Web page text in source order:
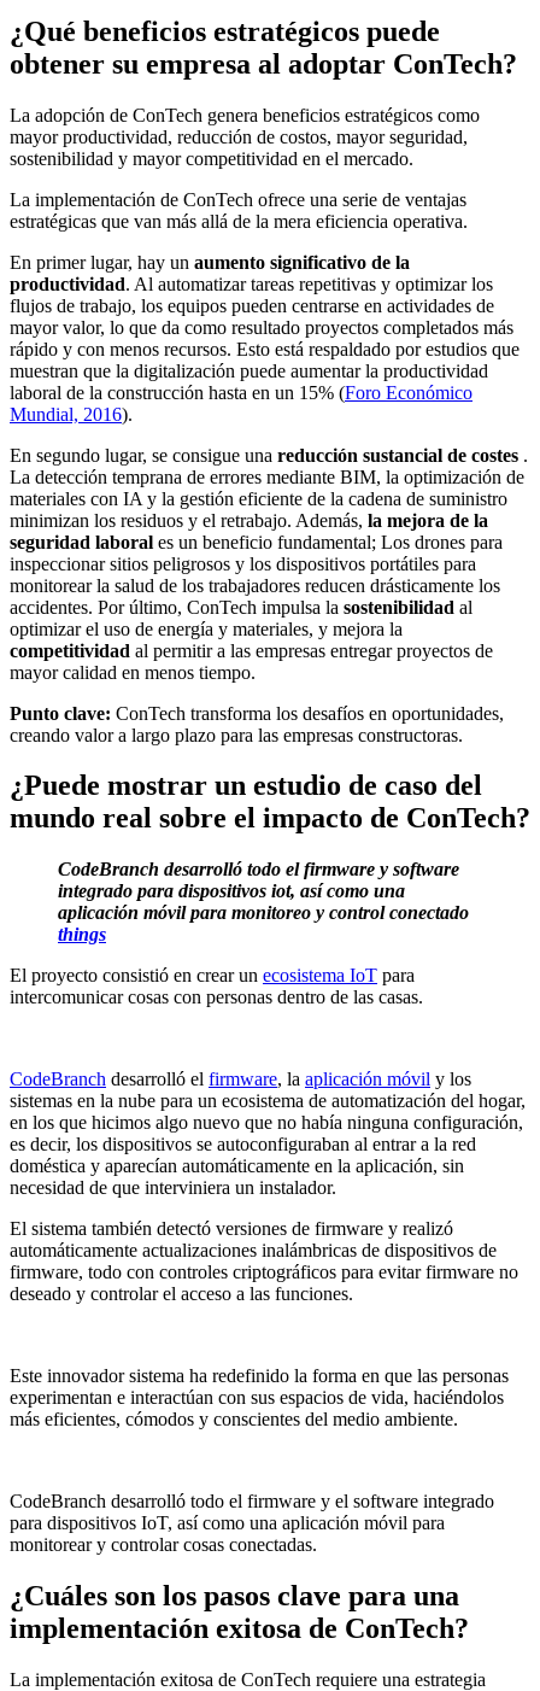
¿Qué beneficios estratégicos puede
obtener su empresa al adoptar ConTech?
La adopción de ConTech genera beneficios estratégicos como
mayor productividad, reducción de costos, mayor seguridad,
sostenibilidad y mayor competitividad en el mercado.
La implementación de ConTech ofrece una serie de ventajas
estratégicas que van más allá de la mera eficiencia operativa.
En primer lugar, hay un aumento significativo de la
productividad. Al automatizar tareas repetitivas y optimizar los
flujos de trabajo, los equipos pueden centrarse en actividades de
mayor valor, lo que da como resultado proyectos completados más
rápido y con menos recursos. Esto está respaldado por estudios que
muestran que la digitalización puede aumentar la productividad
laboral de la construcción hasta en un 15% (Foro Económico
Mundial, 2016).
En segundo lugar, se consigue una reducción sustancial de costes .
La detección temprana de errores mediante BIM, la optimización de
materiales con IA y la gestión eficiente de la cadena de suministro
minimizan los residuos y el retrabajo. Además, la mejora de la
seguridad laboral es un beneficio fundamental; Los drones para
inspeccionar sitios peligrosos y los dispositivos portátiles para
monitorear la salud de los trabajadores reducen drásticamente los
accidentes. Por último, ConTech impulsa la sostenibilidad al
optimizar el uso de energía y materiales, y mejora la
competitividad al permitir a las empresas entregar proyectos de
mayor calidad en menos tiempo.
Punto clave: ConTech transforma los desafíos en oportunidades,
creando valor a largo plazo para las empresas constructoras.
¿Puede mostrar un estudio de caso del
mundo real sobre el impacto de ConTech?
CodeBranch desarrolló todo el firmware y software
integrado para dispositivos iot, así como una
aplicación móvil para monitoreo y control conectado
things
El proyecto consistió en crear un ecosistema IoT para
intercomunicar cosas con personas dentro de las casas.
CodeBranch desarrolló el firmware, la aplicación móvil y los
sistemas en la nube para un ecosistema de automatización del hogar,
en los que hicimos algo nuevo que no había ninguna configuración,
es decir, los dispositivos se autoconfiguraban al entrar a la red
doméstica y aparecían automáticamente en la aplicación, sin
necesidad de que interviniera un instalador.
El sistema también detectó versiones de firmware y realizó
automáticamente actualizaciones inalámbricas de dispositivos de
firmware, todo con controles criptográficos para evitar firmware no
deseado y controlar el acceso a las funciones.
Este innovador sistema ha redefinido la forma en que las personas
experimentan e interactúan con sus espacios de vida, haciéndolos
más eficientes, cómodos y conscientes del medio ambiente.
CodeBranch desarrolló todo el firmware y el software integrado
para dispositivos IoT, así como una aplicación móvil para
monitorear y controlar cosas conectadas.
¿Cuáles son los pasos clave para una
implementación exitosa de ConTech?
La implementación exitosa de ConTech requiere una estrategia